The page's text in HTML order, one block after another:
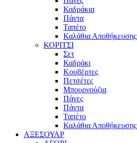
Καδράκια
Πάντα
Ταπέτο
Καλάθια Αποθήκευσης
ΚΟΡΙΤΣΙ
Σετ
Καδράκι
Κουβέρτες
Πετσέτες
Μπουρνούζια
Πάνες
Πάντα
Ταπέτο
Καλάθια Αποθήκευσης
ΑΞΕΣΟΥΑΡ